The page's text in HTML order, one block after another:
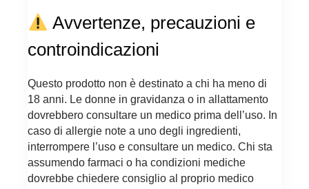
Avvertenze, precauzioni e
controindicazioni
Questo prodotto non è destinato a chi ha meno di
18 anni. Le donne in gravidanza o in allattamento
dovrebbero consultare un medico prima dell’uso. In
caso di allergie note a uno degli ingredienti,
interrompere l’uso e consultare un medico. Chi sta
assumendo farmaci o ha condizioni mediche
dovrebbe chiedere consiglio al proprio medico